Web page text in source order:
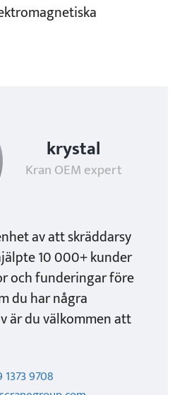
krystal
Kran OEM expert
av att skräddarsy
10 000+ kunder
och funderingar före
du har några
är du välkommen att
9708